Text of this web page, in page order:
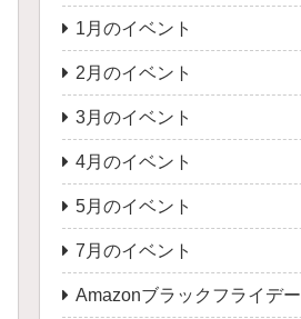
1月のイベント
2月のイベント
3月のイベント
4月のイベント
5月のイベント
7月のイベント
Amazonブラックフライデー